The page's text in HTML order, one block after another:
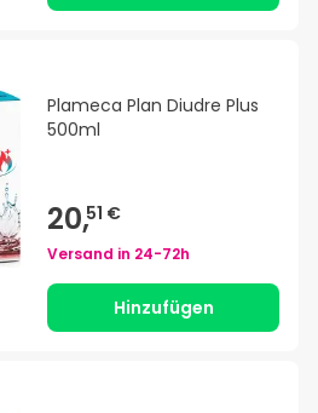
Plameca Plan Diudre Plus
500ml
20,51 €
Versand in 24-72h
Hinzufügen